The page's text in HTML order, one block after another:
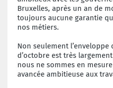
Bruxelles, après un an de
toujours aucune garantie
nos métiers.
Non seulement
d’octobre est très
nous ne sommes en
avancée ambitieuse aux